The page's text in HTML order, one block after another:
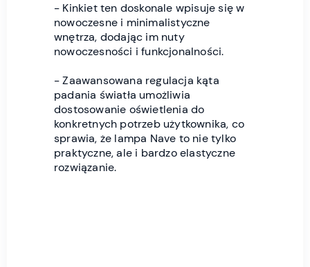
- Kinkiet ten doskonale wpisuje się w
nowoczesne i minimalistyczne
wnętrza, dodając im nuty
nowoczesności i funkcjonalności.
- Zaawansowana regulacja kąta
padania światła umożliwia
dostosowanie oświetlenia do
konkretnych potrzeb użytkownika, co
sprawia, że lampa Nave to nie tylko
praktyczne, ale i bardzo elastyczne
rozwiązanie.